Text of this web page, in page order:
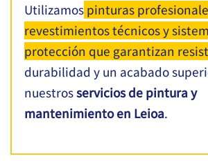
Utilizamospinturas
revestimientos técnicos y
protección que garantizan
durabilidad y un acabado
nuestrosservicios de pintura y
mantenimiento en Leioa.